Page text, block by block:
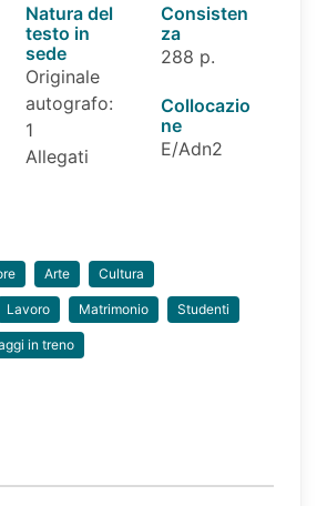
Natura del
testo in
sede
Originale
autografo:
1
Allegati
Consisten
za
288 p.
Collocazio
ne
E/Adn2
Arte Cultura
Lavoro Matrimonio Studenti
in treno